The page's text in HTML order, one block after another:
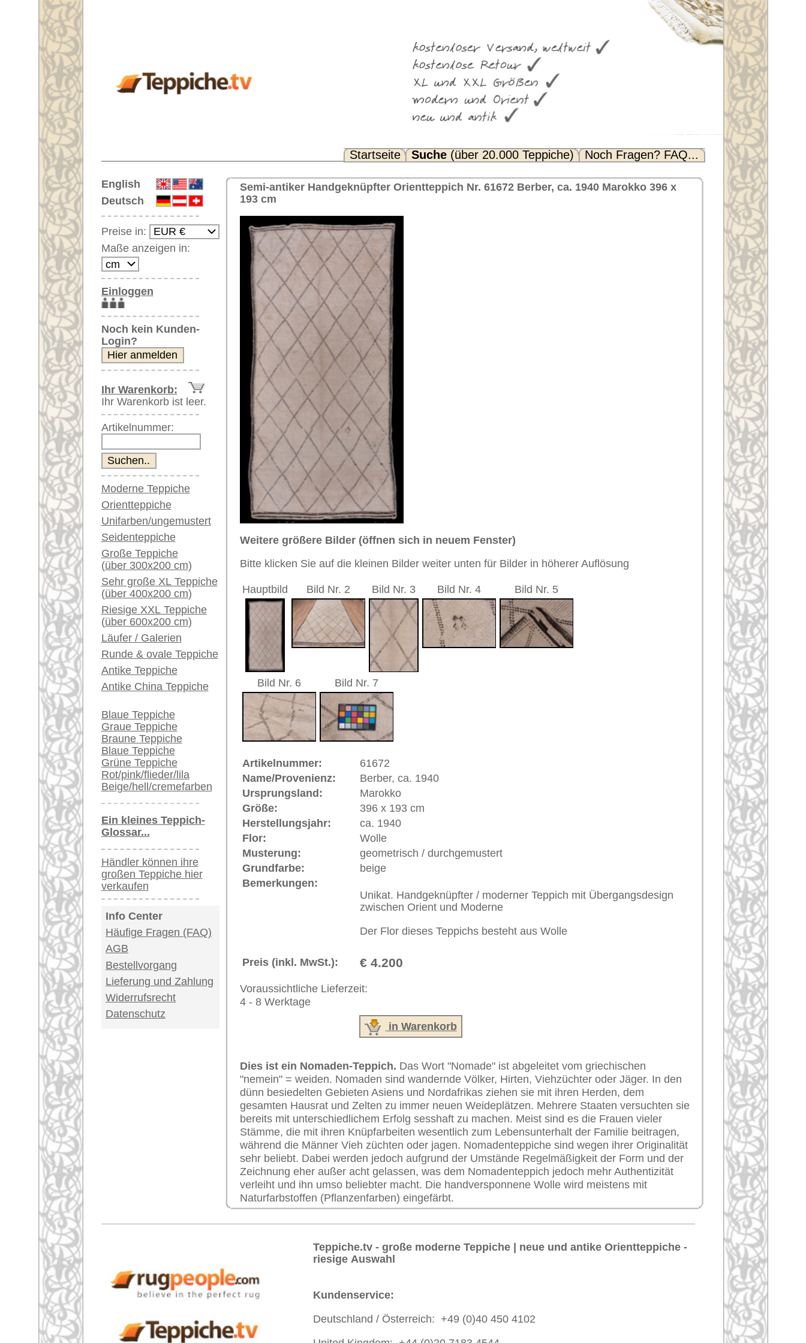
Noch Fragen? FAQ...
English
Deutsch
Preise in:
Maße anzeigen in:
Einloggen
Noch kein Kunden-
Login?
Ihr Warenkorb:
Ihr Warenkorb ist leer.
Artikelnummer:
Moderne Teppiche
Orientteppiche
Unifarben/ungemustert
Seidenteppiche
Große Teppiche
(über 300x200 cm)
Sehr große XL Teppiche
(über 400x200 cm)
Riesige XXL Teppiche
(über 600x200 cm)
Läufer / Galerien
Runde & ovale Teppiche
Antike Teppiche
Antike China Teppiche
Blaue Teppiche
Graue Teppiche
Braune Teppiche
Blaue Teppiche
Grüne Teppiche
Rot/pink/flieder/lila
Beige/hell/cremefarben
Ein kleines Teppich-
Glossar...
Händler können ihre
großen Teppiche hier
verkaufen
Info Center
Häufige Fragen (FAQ)
AGB
Bestellvorgang
Lieferung und Zahlung
Widerrufsrecht
Datenschutz
Weitere größere Bilder (öffnen sich in neuem Fenster)
Bitte klicken Sie auf die kleinen Bilder weiter unten für Bilder in höherer Auflösung
Hauptbild Bild Nr. 3 Bild Nr. 4 Bild Nr. 5
Bild Nr. 7
Artikelnummer: 61672
Name/Provenienz:
Berber, ca. 1940
Ursprungsland:
Größe: 396 x 193 cm
Herstellungsjahr:
Flor:
Wolle
Musterung: geometrisch / durchgemustert
Grundfarbe:
Bemerkungen:
Unikat. Handgeknüpfter / moderner Teppich mit Übergangsdesign
zwischen Orient und Moderne
Der Flor dieses Teppichs besteht aus Wolle
Preis (inkl. MwSt.): € 4.200
Voraussichtliche Lieferzeit:
4 - 8 Werktage
in Warenkorb
Dies ist ein Nomaden-Teppich.Das Wort "Nomade" ist abgeleitet vom griechischen
"nemein" = weiden. Nomaden sind wandernde Völker, Hirten, Viehzüchter oder Jäger. In den
dünn besiedelten Gebieten Asiens und Nordafrikas ziehen sie mit ihren Herden, dem
gesamten Hausrat und Zelten zu immer neuen Weideplätzen. Mehrere Staaten versuchten sie
bereits mit unterschiedlichem Erfolg sesshaft zu machen. Meist sind es die Frauen vieler
Stämme, die mit ihren Knüpfarbeiten wesentlich zum Lebensunterhalt der Familie beitragen,
während die Männer Vieh züchten oder jagen. Nomadenteppiche sind wegen ihrer Originalität
sehr beliebt. Dabei werden jedoch aufgrund der Umstände Regelmäßigkeit der Form und der
Zeichnung eher außer acht gelassen, was dem Nomadenteppich jedoch mehr Authentizität
verleiht und ihn umso beliebter macht. Die handversponnene Wolle wird meistens mit
Naturfarbstoffen (Pflanzenfarben) eingefärbt.
Teppiche.tv - große moderne Teppiche | neue und antike Orientteppiche -
riesige Auswahl
Kundenservice:
Deutschland / Österreich: +49 (0)40 450 4102
Impressum
Geschäftsbedingungen